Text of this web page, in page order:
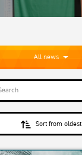
All news
Sort from oldest